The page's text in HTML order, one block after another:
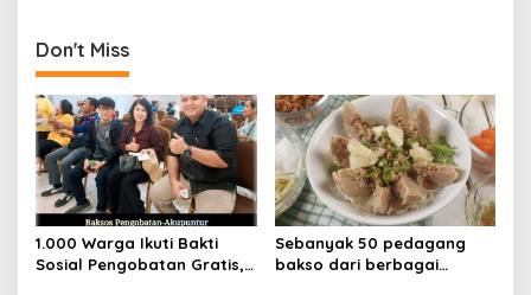
i
g
a
t
i
o
n
Don't Miss
1.000 Warga Ikuti Bakti
Sosial Pengobatan Gratis,
Sebanyak 50 pedagang
bakso dari berbagai